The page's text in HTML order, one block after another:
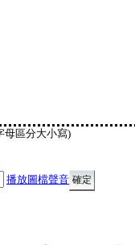
母區分大小寫)
播放圖檔聲音